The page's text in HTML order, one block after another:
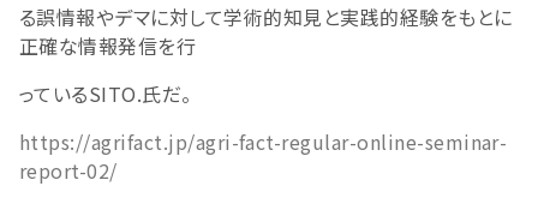
る誤情報やデマに対して学術的知見と実践的経験をもとに
正確な情報発信を行
っているSITO.氏だ。
https://agrifact.jp/agri-fact-regular-online-seminar-
report-02/